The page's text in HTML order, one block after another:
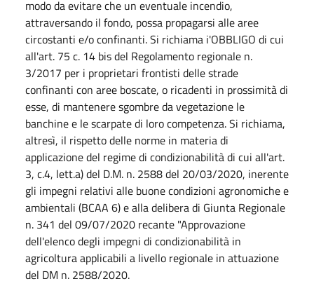
modo da evitare che un eventuale incendio,
attraversando il fondo, possa propagarsi alle aree
circostanti e/o confinanti. Si richiama i'OBBLIGO di cui
all'art. 75 c. 14 bis del Regolamento regionale n.
3/2017 per i proprietari frontisti delle strade
confinanti con aree boscate, o ricadenti in prossimità di
esse, di mantenere sgombre da vegetazione le
banchine e le scarpate di loro competenza. Si richiama,
altresì, il rispetto delle norme in materia di
applicazione del regime di condizionabilità di cui all'art.
3, c.4, lett.a) del D.M. n. 2588 del 20/03/2020, inerente
gli impegni relativi alle buone condizioni agronomiche e
ambientali (BCAA 6) e alla delibera di Giunta Regionale
n. 341 del 09/07/2020 recante "Approvazione
dell'elenco degli impegni di condizionabilità in
agricoltura applicabili a livello regionale in attuazione
del DM n. 2588/2020.